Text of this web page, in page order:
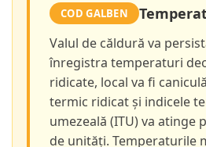
COD GALBEN
Valul de căldură va
înregistra temperaturi
ridicate, local va fi
termic ridicat și indicele
umezeală (ITU) va atinge
de unități. Temperaturile